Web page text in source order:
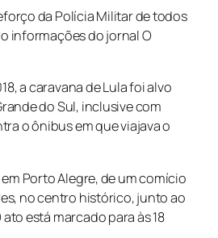
da Polícia Militar de todos
informações do jornalO
a caravana de Lula foi alvo
do Sul, inclusive com
o ônibus em que viajava o
Porto Alegre, de um comício
no centro histórico, junto ao
está marcado para às 18